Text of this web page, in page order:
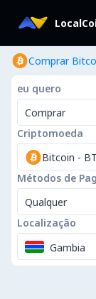
Comprar
eu quero
Comprar
Criptomoeda
Bitcoin -
Métodos de
Qualquer
Localização
Gambia